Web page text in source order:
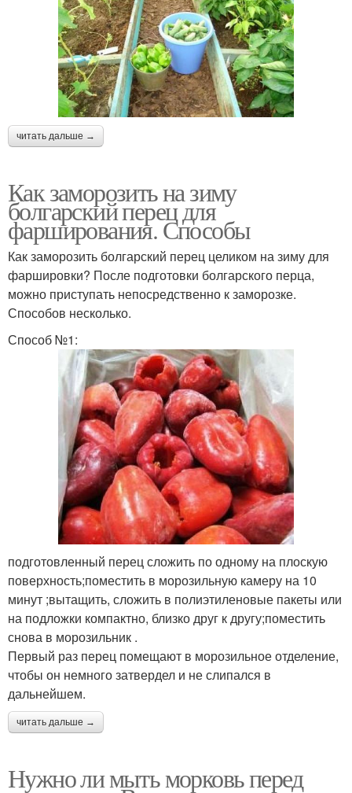
читать дальше →
Как заморозить на зиму
болгарский перец для
фарширования. Способы
Как заморозить болгарский перец целиком на зиму для
фаршировки? После подготовки болгарского перца,
можно приступать непосредственно к заморозке.
Способов несколько.
Способ №1:
подготовленный перец сложить по одному на плоскую
поверхность;поместить в морозильную камеру на 10
минут ;вытащить, сложить в полиэтиленовые пакеты или
на подложки компактно, близко друг к другу;поместить
снова в морозильник .
Первый раз перец помещают в морозильное отделение,
чтобы он немного затвердел и не слипался в
дальнейшем.
читать дальше →
Нужно ли мыть морковь перед